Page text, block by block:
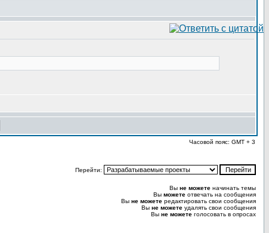
Часовой пояс: GMT + 3
Перейти:
Вы не можете начинать темы
Вы можете отвечать на сообщения
Вы не можете редактировать свои сообщения
Вы не можете удалять свои сообщения
Вы не можете голосовать в опросах